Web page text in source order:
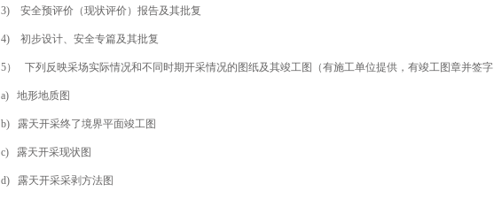
3) 安全预评价（现状评价）报告及其批复
4) 初步设计、安全专篇及其批复
5） 下列反映采场实际情况和不同时期开采情况的图纸及其竣工图（有施工单位提供，有竣工图章并签字
a) 地形地质图
b) 露天开采终了境界平面竣工图
c) 露天开采现状图
d) 露天开采采剥方法图